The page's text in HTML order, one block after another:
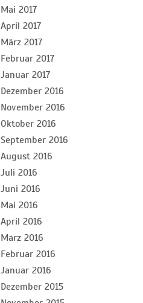
Mai 2017
April 2017
März 2017
Februar 2017
Januar 2017
Dezember 2016
November 2016
Oktober 2016
September 2016
August 2016
Juli 2016
Juni 2016
Mai 2016
April 2016
März 2016
Februar 2016
Januar 2016
Dezember 2015